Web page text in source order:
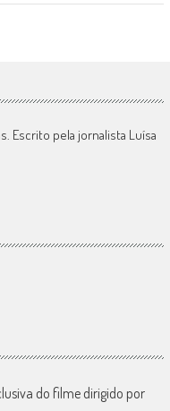
Escrito pela jornalista Luísa
do filme dirigido por